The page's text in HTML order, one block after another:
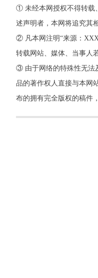
① 未经本网授权不得转载
述声明者，本网将追究其
② 凡本网注明“来源：
转载网站、媒体、当事人
③ 由于网络的特殊性无法
品的著作权人直接与本网
布的拥有完全版权的稿件